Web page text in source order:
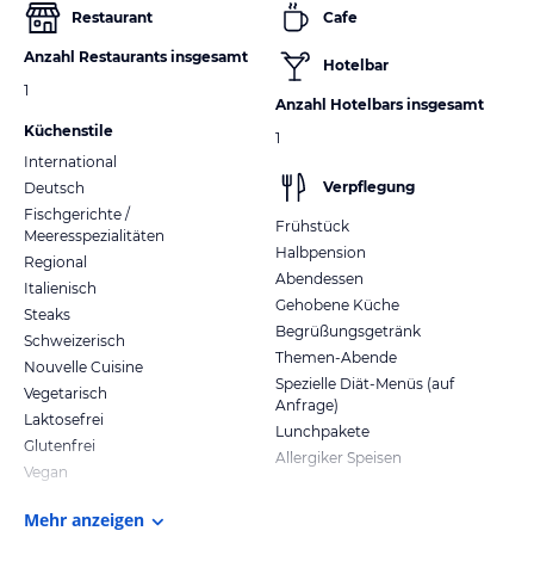
Restaurant
Anzahl Restaurants insgesamt
1
Küchenstile
International
Deutsch
Fischgerichte /
Meeresspezialitäten
Regional
Italienisch
Steaks
Schweizerisch
Nouvelle Cuisine
Vegetarisch
Laktosefrei
Glutenfrei
Vegan
Cafe
Hotelbar
Anzahl Hotelbars insgesamt
1
Verpflegung
Frühstück
Halbpension
Abendessen
Gehobene Küche
Begrüßungsgetränk
Themen-Abende
Spezielle Diät-Menüs (auf
Anfrage)
Lunchpakete
Allergiker Speisen
Mehr anzeigen